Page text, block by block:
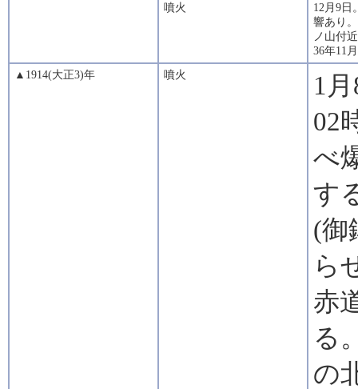
噴火
12月9日
響あり
ノ山付
36年11
▲1914(大正3)年
噴火
1
02
べ
す
(御
ら
赤
る
の